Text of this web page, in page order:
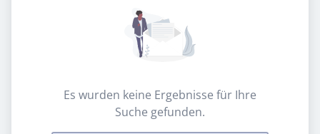
Es wurden keine Ergebnisse für Ihre
Suche gefunden.